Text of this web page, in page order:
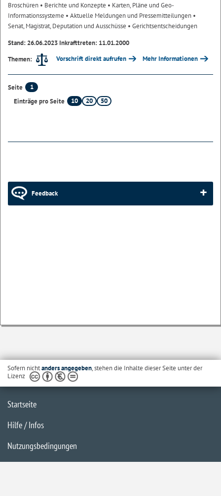
Broschüren • Berichte und Konzepte • Karten, Pläne und Geo-
Informationssysteme • Aktuelle Meldungen und Pressemitteilungen •
Senat, Magistrat, Deputation und Ausschüsse • Gerichtsentscheidungen
Stand: 26.06.2023 Inkrafttreten: 11.01.2000
Themen:
Vorschrift direkt aufrufen Mehr Informationen
Seite
1
Einträge pro Seite
10 20 50
Feedback
Sofern nichtanders angegeben, stehen die Inhalte dieser Seite unter der
Lizenz
Startseite
Hilfe / Infos
Nutzungsbedingungen